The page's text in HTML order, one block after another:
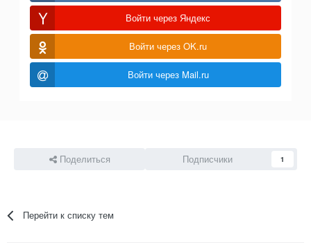
Войти через Яндекс
Войти через OK.ru
Войти через Mail.ru
Поделиться Подписчики 1
Перейти к списку тем